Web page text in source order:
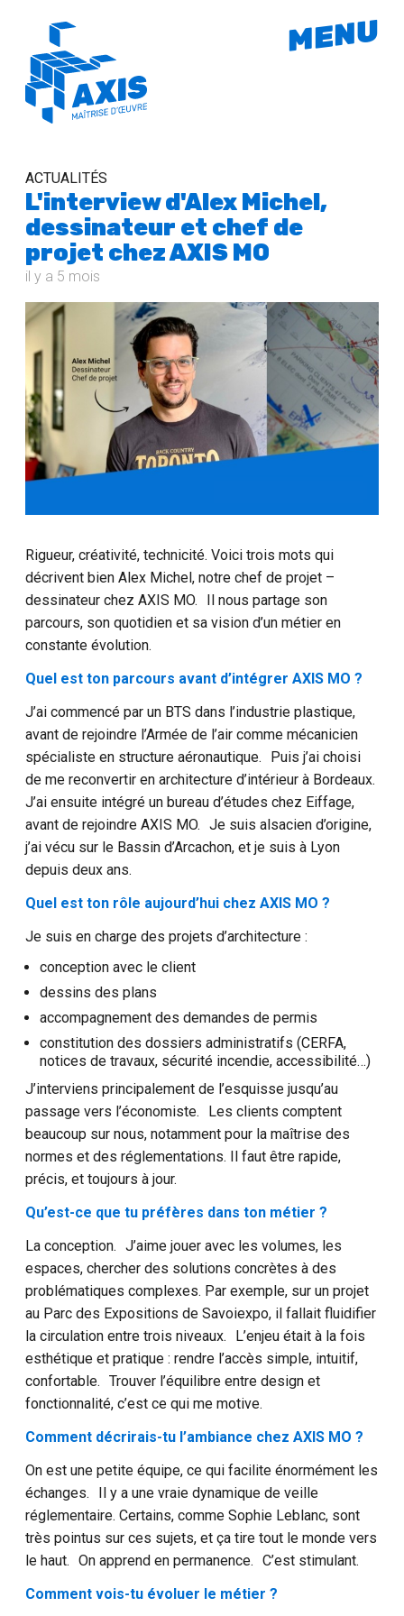
MENU
ACTUALITÉS
L'interview d'Alex Michel,
dessinateur et chef de
projet chez AXIS MO
il y a 5 mois
Rigueur, créativité, technicité. Voici trois mots qui
décrivent bien Alex Michel, notre chef de projet –
dessinateur chez AXIS MO. Il nous partage son
parcours, son quotidien et sa vision d’un métier en
constante évolution.
Quel est ton parcours avant d’intégrer AXIS MO ?
J’ai commencé par un BTS dans l’industrie plastique,
avant de rejoindre l’Armée de l’air comme mécanicien
spécialiste en structure aéronautique. Puis j’ai choisi
de me reconvertir en architecture d’intérieur à Bordeaux.
J’ai ensuite intégré un bureau d’études chez Eiffage,
avant de rejoindre AXIS MO. Je suis alsacien d’origine,
j’ai vécu sur le Bassin d’Arcachon, et je suis à Lyon
depuis deux ans.
Quel est ton rôle aujourd’hui chez AXIS MO ?
Je suis en charge des projets d’architecture :
conception avec le client
dessins des plans
accompagnement des demandes de permis
constitution des dossiers administratifs (CERFA,
notices de travaux, sécurité incendie, accessibilité…)
J’interviens principalement de l’esquisse jusqu’au
passage vers l’économiste. Les clients comptent
beaucoup sur nous, notamment pour la maîtrise des
normes et des réglementations. Il faut être rapide,
précis, et toujours à jour.
Qu’est-ce que tu préfères dans ton métier ?
La conception. J’aime jouer avec les volumes, les
espaces, chercher des solutions concrètes à des
problématiques complexes. Par exemple, sur un projet
au Parc des Expositions de Savoiexpo, il fallait fluidifier
la circulation entre trois niveaux. L’enjeu était à la fois
esthétique et pratique : rendre l’accès simple, intuitif,
confortable. Trouver l’équilibre entre design et
fonctionnalité, c’est ce qui me motive.
Comment décrirais-tu l’ambiance chez AXIS MO ?
On est une petite équipe, ce qui facilite énormément les
échanges. Il y a une vraie dynamique de veille
réglementaire. Certains, comme Sophie Leblanc, sont
très pointus sur ces sujets, et ça tire tout le monde vers
le haut. On apprend en permanence. C’est stimulant.
Comment vois-tu évoluer le métier ?